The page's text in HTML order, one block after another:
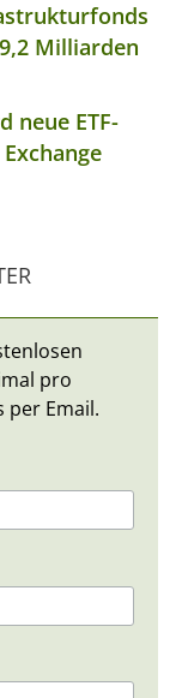
Milliarden
neue ETF-
pro
per Email.